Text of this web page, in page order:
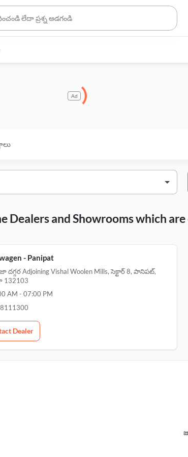
Ad
and Showrooms which
- Panipat
దగ్గర Adjoining Vishal Woolen Mills, సెక్టార్ 8, పానిపట్,
AM - 07:00 PM
Dealer